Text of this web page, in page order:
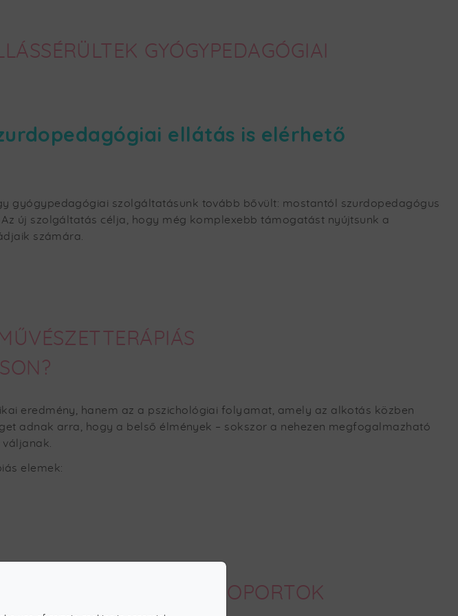
GYÓGYPEDAGÓGIAI
ellátás is elérhető
gyógypedagógiai szolgáltatásunk tovább bővült: mostantól szurdopedagógus
új szolgáltatás célja, hogy még komplexebb támogatást nyújtsunk a
számára.
eredmény, hanem az a pszichológiai folyamat, amely az alkotás közben
adnak arra, hogy a belső élmények – sokszor a nehezen megfogalmazható
elemek:
ÖNISMERETI CSOPORTOK